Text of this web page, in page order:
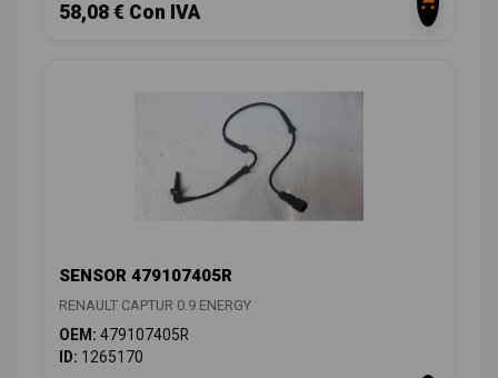
58,08 € Con IVA
SENSOR 479107405R
RENAULT CAPTUR 0.9 ENERGY
OEM: 479107405R
ID: 1265170